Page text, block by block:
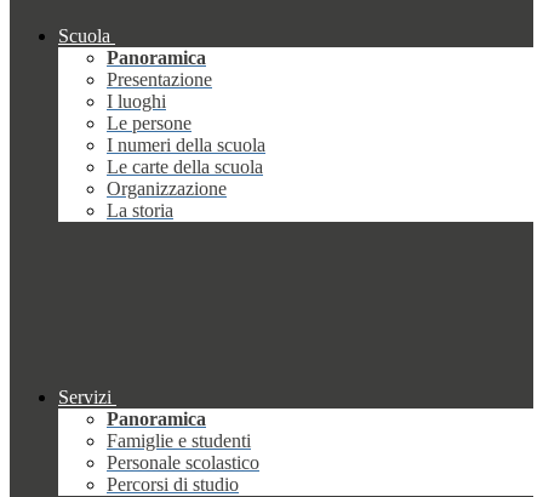
Scuola
Panoramica
Presentazione
I luoghi
Le persone
I numeri della scuola
Le carte della scuola
Organizzazione
La storia
Servizi
Panoramica
Famiglie e studenti
Personale scolastico
Percorsi di studio